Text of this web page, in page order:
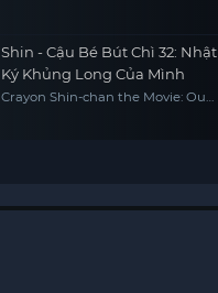
Shin - Cậu Bé Bút Chì 32: Nhật
Ký Khủng Long Của Mình
Crayon Shin-chan the Movie: Our